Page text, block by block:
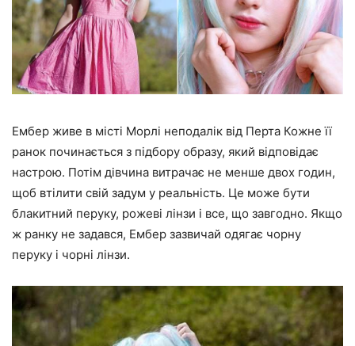
Ембер живе в місті Морлі неподалік від Перта Кожне її
ранок починається з підбору образу, який відповідає
настрою. Потім дівчина витрачає не менше двох годин,
щоб втілити свій задум у реальність. Це може бути
блакитний перуку, рожеві лінзи і все, що завгодно. Якщо
ж ранку не задався, Ембер зазвичай одягає чорну
перуку і чорні лінзи.